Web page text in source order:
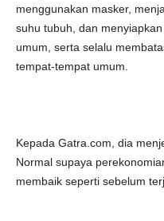
menggunakan masker,
suhu tubuh, dan
umum, serta selalu
tempat-tempat umum.
Kepada Gatra.com, dia
Normal supaya
membaik seperti sebelum